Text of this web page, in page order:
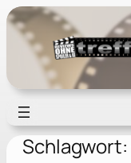
Zum
Inhalt
springen
Schlagwort: